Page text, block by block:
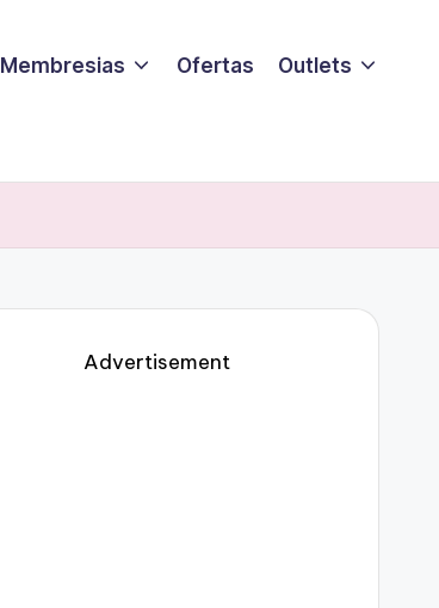
Membresias Ofertas Outlets
Advertisement